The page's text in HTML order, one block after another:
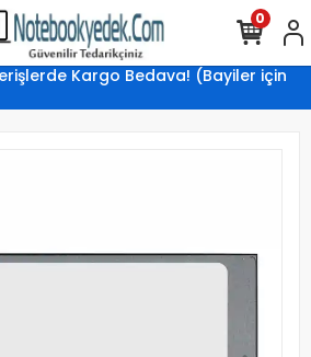
Kargo Bedava! (Bayiler için
0